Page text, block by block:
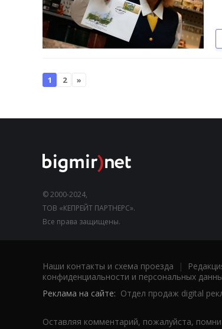
1 2 »
© 2000-2024,
ТОВ «КЕПРЕЙТ ПАРТНЕРС».
Все права защищены.
Наши контакты и схема проезда |
конфиденциальности и персональных
Реклама на сайте: Отдел продаж digital
Оставляя комментарий, пожалуйста,